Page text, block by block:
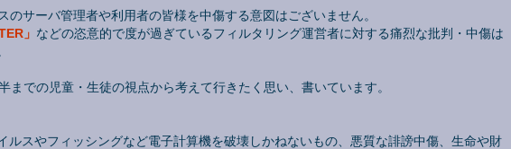
のサーバ管理者や利用者の皆様を中傷する意図はございません。
」 などの恣意的で度が過ぎているフィルタリング運営者に対する痛烈な批判・中傷は
までの児童・生徒の視点から考えて行きたく思い、書いています。
ルスやフィッシングなど電子計算機を破壊しかねないもの、悪質な誹謗中傷、生命や財